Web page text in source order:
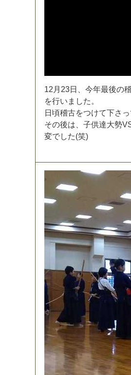
12 月 23日 今年最後の
を行い ま した 。
日 頃稽古をつけて下さ っ
その後は 子供達大勢V
変でした(笑)